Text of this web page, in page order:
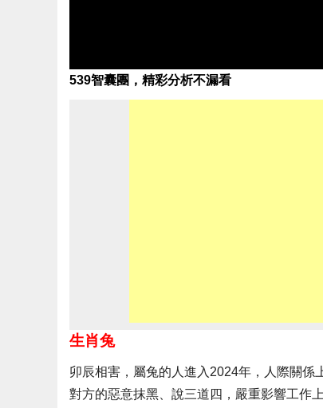
539智囊團，精彩分析不漏看
生肖兔
卯辰相害，屬兔的人進入2024年，人際關係
對方的惡意抹黑、說三道四，嚴重影響工作